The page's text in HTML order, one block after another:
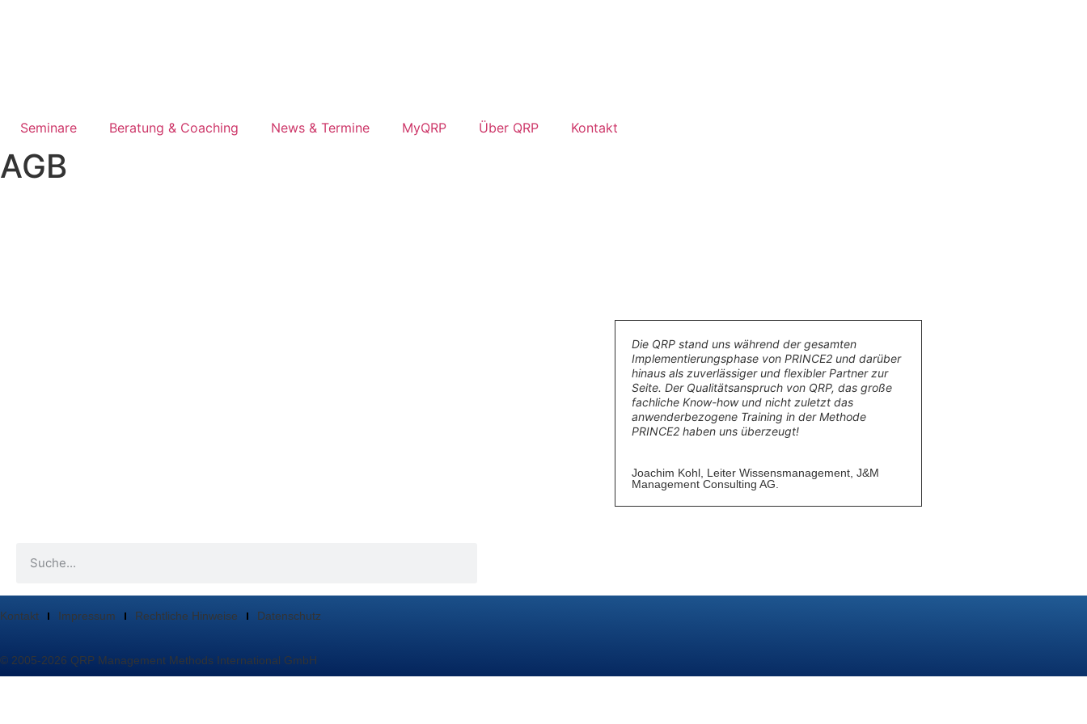
Seminare Beratung & Coaching News & Termine MyQRP Über QRP Kontakt
AGB
Die QRP stand uns während der gesamten
Implementierungsphase von PRINCE2 und darüber
hinaus als zuverlässiger und flexibler Partner zur
Seite. Der Qualitätsanspruch von QRP, das große
fachliche Know-how und nicht zuletzt das
anwenderbezogene Training in der Methode
PRINCE2 haben uns überzeugt!
Joachim Kohl, Leiter Wissensmanagement, J&M
Management Consulting AG.
Kontakt Impressum Rechtliche Hinweise Datenschutz
© 2005-2026 QRP Management Methods International GmbH